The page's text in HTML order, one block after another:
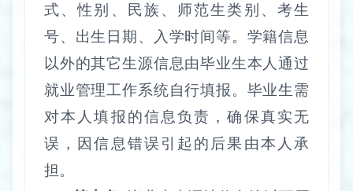
式、性别、民族、师范生类别、考生
号、出生日期、入学时间等。学籍信息
以外的其它生源信息由毕业生本人通过
就业管理工作系统自行填报。毕业生需
对本人填报的信息负责，确保真实无
误，因信息错误引起的后果由本人承
担。